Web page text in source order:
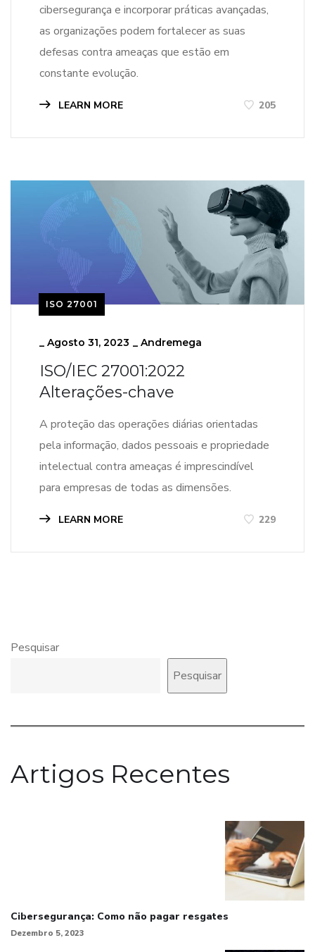
cibersegurança e incorporar práticas avançadas,
as organizações podem fortalecer as suas
defesas contra ameaças que estão em
constante evolução.
LEARN MORE 205
ISO 27001
_ Agosto 31, 2023 _ Andremega
ISO/IEC 27001:2022
Alterações-chave
A proteção das operações diárias orientadas
pela informação, dados pessoais e propriedade
intelectual contra ameaças é imprescindível
para empresas de todas as dimensões.
LEARN MORE 229
Pesquisar
Pesquisar
Artigos Recentes
Cibersegurança: Como não pagar resgates
Dezembro 5, 2023